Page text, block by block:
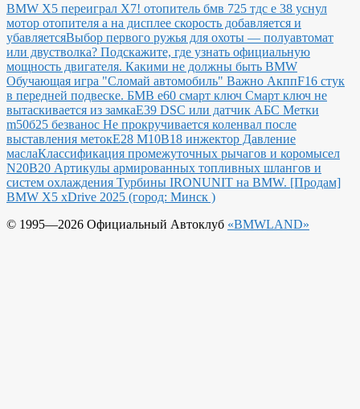
BMW X5 переиграл X7! отопитель бмв 725 тдс е 38 уснул
мотор отопителя а на дисплее скорость добавляется и
убавляетсяВыбор первого ружья для охоты — полуавтомат
или двустволка? Подскажите, где узнать официальную
мощность двигателя. Какими не должны быть BMW
Обучающая игра "Сломай автомобиль" Важно АкппF16 стук
в передней подвеске. БМВ е60 смарт ключ Смарт ключ не
вытаскивается из замкаE39 DSC или датчик АБС Метки
m50б25 безванос Не прокручивается коленвал после
выставления метокЕ28 М10В18 инжектор Давление
маслаКлассификация промежуточных рычагов и коромысел
N20B20 Артикулы армированных топливных шлангов и
систем охлаждения Турбины IRONUNIT на BMW. [Продам]
BMW X5 xDrive 2025 (город: Минск )
© 1995—2026 Официальный Автоклуб «BMWLAND»